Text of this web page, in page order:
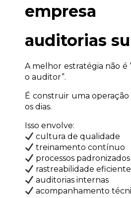
auditorias
A melhor estratégia não é
o auditor”.
É construir uma
os dias.
Isso envolve:
cultura de qualidade
treinamento contínuo
processos padronizados
rastreabilidade eficiente
auditorias internas
acompanhamento